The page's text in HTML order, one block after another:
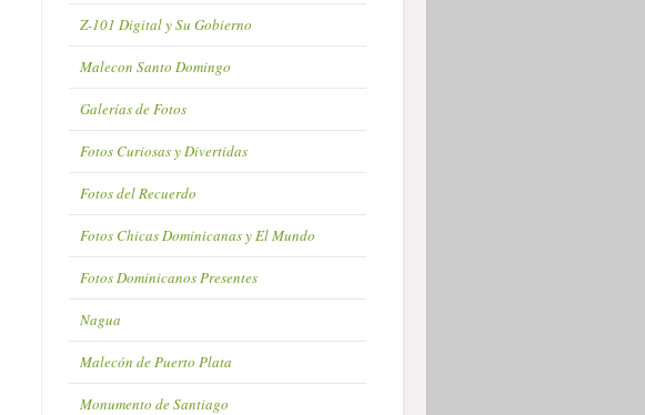
Z-101 Digital y Su Gobierno
Malecon Santo Domingo
Galerías de Fotos
Fotos Curiosas y Divertidas
Fotos del Recuerdo
Fotos Chicas Dominicanas y El Mundo
Fotos Dominicanos Presentes
Nagua
Malecón de Puerto Plata
Monumento de Santiago